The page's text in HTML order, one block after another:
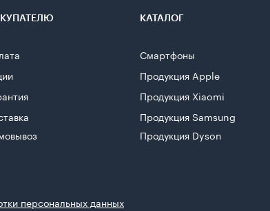
КАТАЛОГ
Смартфоны
Продукция Apple
Продукция Xiaomi
Продукция Samsung
Продукция Dyson
персональных данных